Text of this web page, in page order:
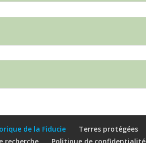
de la Fiducie
Terres protégées